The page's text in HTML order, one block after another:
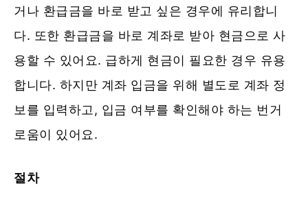
거나 환급금을 바로 받고 싶은 경우에 유리합니
다. 또한 환급금을 바로 계좌로 받아 현금으로 사
용할 수 있어요. 급하게 현금이 필요한 경우 유용
합니다. 하지만 계좌 입금을 위해 별도로 계좌 정
보를 입력하고, 입금 여부를 확인해야 하는 번거
로움이 있어요.
절차